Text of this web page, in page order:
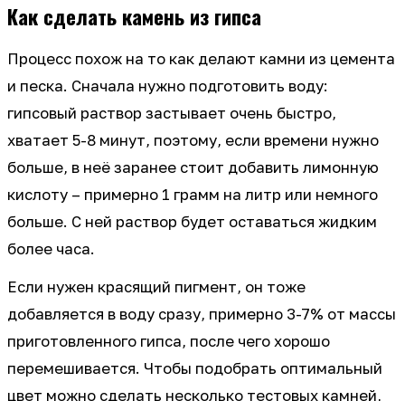
Как сделать камень из гипса
Процесс похож на то как делают камни из цемента
и песка. Сначала нужно подготовить воду:
гипсовый раствор застывает очень быстро,
хватает 5-8 минут, поэтому, если времени нужно
больше, в неё заранее стоит добавить лимонную
кислоту – примерно 1 грамм на литр или немного
больше. С ней раствор будет оставаться жидким
более часа.
Если нужен красящий пигмент, он тоже
добавляется в воду сразу, примерно 3-7% от массы
приготовленного гипса, после чего хорошо
перемешивается. Чтобы подобрать оптимальный
цвет можно сделать несколько тестовых камней,